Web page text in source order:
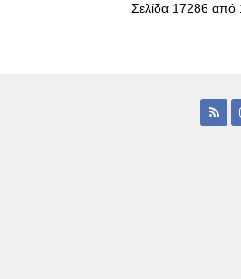
Σελίδα 17286 από